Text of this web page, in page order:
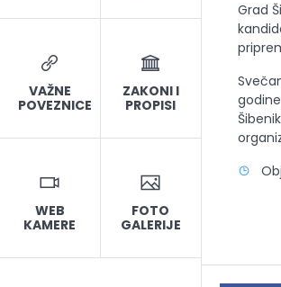
VAŽNE
POVEZNICE
ZAKONI I
PROPISI
WEB
KAMERE
FOTO
GALERIJE
Grad